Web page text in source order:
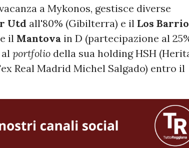
a Mykonos, gestisce diverse
Utd all'80% (Gibilterra) e il Los
il Mantova in D (partecipazione al
portfolio della sua holding HSH
Real Madrid Michel Salgado) entro il